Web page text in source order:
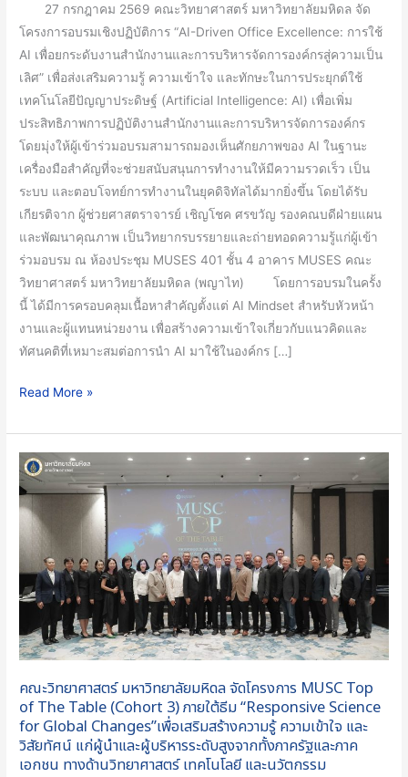
27 กรกฎาคม 2569 คณะวิทยาศาสตร์ มหาวิทยาลัยมหิดล จัด
โครงการอบรมเชิงปฏิบัติการ “AI-Driven Office Excellence: การใช้
AI เพื่อยกระดับงานสำนักงานและการบริหารจัดการองค์กรสู่ความเป็น
เลิศ” เพื่อส่งเสริมความรู้ ความเข้าใจ และทักษะในการประยุกต์ใช้
เทคโนโลยีปัญญาประดิษฐ์ (Artificial Intelligence: AI) เพื่อเพิ่ม
ประสิทธิภาพการปฏิบัติงานสำนักงานและการบริหารจัดการองค์กร
โดยมุ่งให้ผู้เข้าร่วมอบรมสามารถมองเห็นศักยภาพของ AI ในฐานะ
เครื่องมือสำคัญที่จะช่วยสนับสนุนการทำงานให้มีความรวดเร็ว เป็น
ระบบ และตอบโจทย์การทำงานในยุคดิจิทัลได้มากยิ่งขึ้น โดยได้รับ
เกียรติจาก ผู้ช่วยศาสตราจารย์ เชิญโชค ศรขวัญ รองคณบดีฝ่ายแผน
และพัฒนาคุณภาพ เป็นวิทยากรบรรยายและถ่ายทอดความรู้แก่ผู้เข้า
ร่วมอบรม ณ ห้องประชุม MUSES 401 ชั้น 4 อาคาร MUSES คณะ
วิทยาศาสตร์ มหาวิทยาลัยมหิดล (พญาไท) โดยการอบรมในครั้ง
นี้ ได้มีการครอบคลุมเนื้อหาสำคัญตั้งแต่ AI Mindset สำหรับหัวหน้า
งานและผู้แทนหน่วยงาน เพื่อสร้างความเข้าใจเกี่ยวกับแนวคิดและ
ทัศนคติที่เหมาะสมต่อการนำ AI มาใช้ในองค์กร […]
ประยุกต์
ใช้
AI
เพิ่ม
ประสิทธิภาพ
งาน
สำนักงาน
และ
ขับ
เคลื่อน
องค์กร
สู่
ความ
เป็น
เลิศ
Read More »
คณะวิทยาศาสตร์ มหาวิทยาลัยมหิดล จัดโครงการ MUSC Top
of The Table (Cohort 3) ภายใต้ธีม “Responsive Science
for Global Changes”เพื่อเสริมสร้างความรู้ ความเข้าใจ และ
วิสัยทัศน์ แก่ผู้นำและผู้บริหารระดับสูงจากทั้งภาครัฐและภาค
เอกชน ทางด้านวิทยาศาสตร์ เทคโนโลยี และนวัตกรรม
คณะ
วิทยาศาสตร์
มหาวิทยาลัย
มหิดล
จัด
โครงการ
MUSC
of
Table
(Cohort
3)
ภาย